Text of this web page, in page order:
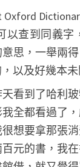
以查到同義
思，一舉兩
以及好幾本
看到了哈利
全都看過了
想要拿那張
元的書，我